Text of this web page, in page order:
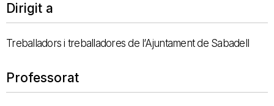
Dirigit a
Treballadors i treballadores de l’Ajuntament de Sabadell
Professorat